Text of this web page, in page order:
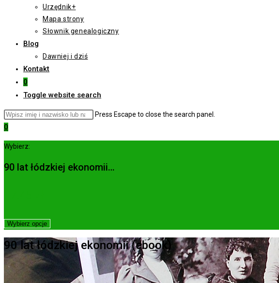
Urzędnik+
Mapa strony
Słownik genealogiczny
Blog
Dawniej i dziś
Kontakt
0
Toggle website search
Press Escape to close the search panel.
0
Wybierz:
90 lat łódzkiej ekonomii…
Wybierz opcje
90 lat łódzkiej ekonomii (ebook)